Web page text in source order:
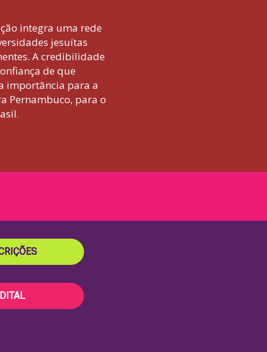
integra uma rede
jesuítas
A credibilidade
de que
importância para a
Pernambuco, para o
.